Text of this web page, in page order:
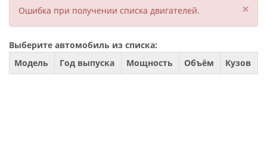
Ошибка при получении списка двигателей. ×
Выберите автомобиль из списка:
Модель
Год выпуска Мощность Объём Кузов